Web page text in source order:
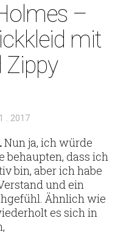
–
mit
Zippy
. 2017
Nun ja, ich würde
behaupten, dass ich
bin, aber ich habe
und ein
Ähn­lich wie
es sich in